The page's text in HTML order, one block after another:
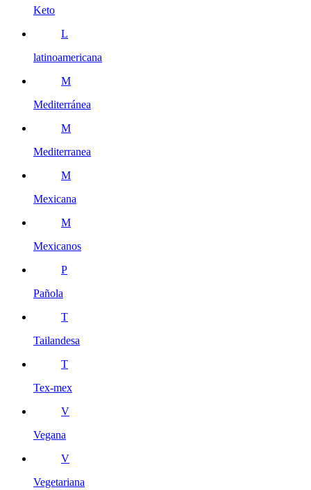
Keto
L
latinoamericana
M
Mediterránea
M
Mediterranea
M
Mexicana
M
Mexicanos
P
Pañola
T
Tailandesa
T
Tex-mex
V
Vegana
V
Vegetariana